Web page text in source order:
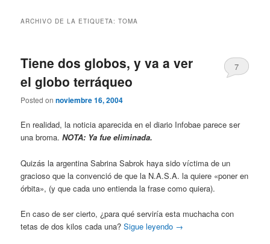
ARCHIVO DE LA ETIQUETA:TOMA
Tiene dos globos, y va a ver
el globo terráqueo
Posted onnoviembre 16, 2004
7
En realidad, la noticia aparecida en el diario Infobae parece ser
una broma.NOTA: Ya fue eliminada.
Quizás la argentina Sabrina Sabrok haya sido víctima de un
gracioso que la convenció de que la N.A.S.A. la quiere «poner en
órbita», (y que cada uno entienda la frase como quiera).
En caso de ser cierto, ¿para qué serviría esta muchacha con
tetas de dos kilos cada una?Sigue leyendo →